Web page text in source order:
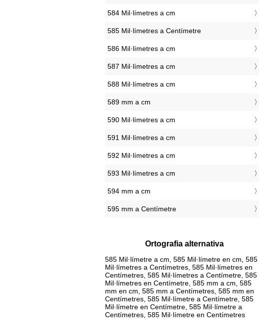
584 Mil·límetres a cm
585 Mil·límetres a Centímetre
586 Mil·límetres a cm
587 Mil·límetres a cm
588 Mil·límetres a cm
589 mm a cm
590 Mil·límetres a cm
591 Mil·límetres a cm
592 Mil·límetres a cm
593 Mil·límetres a cm
594 mm a cm
595 mm a Centímetre
Ortografia alternativa
585 Mil·límetre a cm, 585 Mil·límetre en cm, 585
Mil·límetres a Centímetres, 585 Mil·límetres en
Centímetres, 585 Mil·límetres a Centímetre, 585
Mil·límetres en Centímetre, 585 mm a cm, 585
mm en cm, 585 mm a Centímetres, 585 mm en
Centímetres, 585 Mil·límetre a Centímetre, 585
Mil·límetre en Centímetre, 585 Mil·límetre a
Centímetres, 585 Mil·límetre en Centímetres